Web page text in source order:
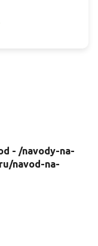
- /navody-na-
navod-na-